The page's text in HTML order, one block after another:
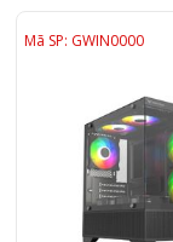
Mã SP: GWIN0000